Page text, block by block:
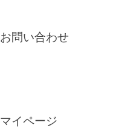
お問い合わせ
マイページ